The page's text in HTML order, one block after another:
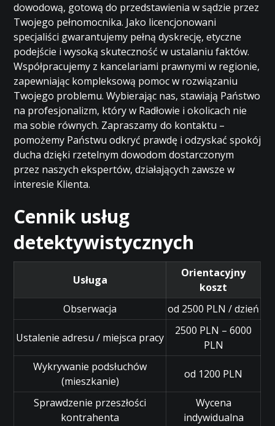
dowodową, gotową do przedstawienia w sądzie przez
Twojego pełnomocnika. Jako licencjonowani
specjaliści gwarantujemy pełną dyskrecję, etyczne
podejście i wysoką skuteczność w ustalaniu faktów.
Współpracujemy z kancelariami prawnymi w regionie,
zapewniając kompleksową pomoc w rozwiązaniu
Twojego problemu. Wybierając nas, stawiają Państwo
na profesjonalizm, który w Radłowie i okolicach nie
ma sobie równych. Zapraszamy do kontaktu –
pomożemy Państwu odkryć prawdę i odzyskać spokój
ducha dzięki rzetelnym dowodom dostarczonym
przez naszych ekspertów, działających zawsze w
interesie Klienta.
Cennik usług
detektywistycznych
Usługa
Orientacyjny
koszt
Obserwacja
od 2500 PLN / dzień
Ustalenie adresu / miejsca pracy
2500 PLN – 6000
PLN
Wykrywanie podsłuchów
(mieszkanie)
od 1200 PLN
Sprawdzenie przeszłości
kontrahenta
Wycena
indywidualna